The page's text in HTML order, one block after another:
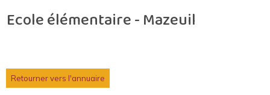
Ecole élémentaire - Mazeuil
Retourner vers l'annuaire